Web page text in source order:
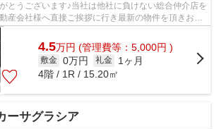
とうございます♪当社は他社に負けない総合仲介店を
産会社様へ直接ご挨拶に行き最新の物件を頂きお客
最新の情報は...
4.5万円 (管理費等：5,000円 )
敷金 0万円 礼金
1ヶ月
4階 / 1R / 15.20㎡
ーサグラシア